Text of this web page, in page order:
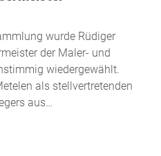
wurde Rüdiger
der Maler- und
wiedergewählt.
als stellvertretenden
aus…